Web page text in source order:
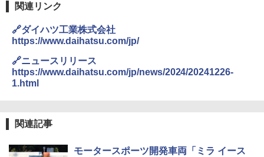
関連リンク
🔗ダイハツ工業株式会社
https://www.daihatsu.com/jp/
🔗ニュースリリース
https://www.daihatsu.com/jp/news/2024/20241226-
1.html
関連記事
モータースポーツ開発車両「ミラ イース